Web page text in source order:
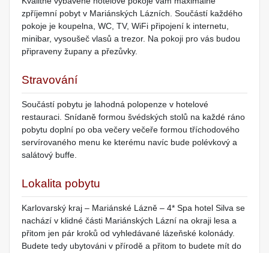
zpříjemní pobyt v Mariánských Lázních. Součástí každého
pokoje je koupelna, WC, TV, WiFi připojení k internetu,
minibar, vysoušeč vlasů a trezor. Na pokoji pro vás budou
připraveny župany a přezůvky.
Stravování
Součástí pobytu je lahodná polopenze v hotelové
restauraci. Snídaně formou švédských stolů na každé ráno
pobytu doplní po oba večery večeře formou tříchodového
servírovaného menu ke kterému navíc bude polévkový a
salátový buffe.
Lokalita pobytu
Karlovarský kraj – Mariánské Lázně – 4* Spa hotel Silva se
nachází v klidné části Mariánských Lázní na okraji lesa a
přitom jen pár kroků od vyhledávané lázeňské kolonády.
Budete tedy ubytováni v přírodě a přitom to budete mít do